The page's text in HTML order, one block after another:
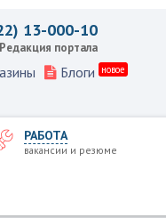
13-000-10
Редакция портала
Блоги новое
РАБОТА
вакансии и резюме